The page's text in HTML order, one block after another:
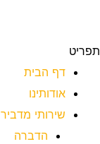
תפריט
דף הבית
אודותינו
שירותי מדביר
הדברה